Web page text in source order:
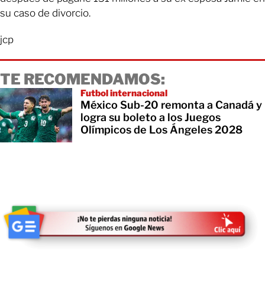
su caso de divorcio.
jcp
TE RECOMENDAMOS:
Futbol internacional
México Sub-20 remonta a Canadá y
logra su boleto a los Juegos
Olímpicos de Los Ángeles 2028